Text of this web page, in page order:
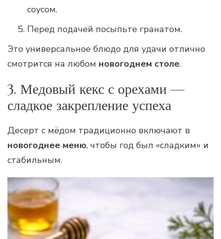
соусом.
Перед подачей посыпьте гранатом.
Это универсальное блюдо для удачи отлично
смотрится на любом новогоднем столе.
3. Медовый кекс с орехами —
сладкое закрепление успеха
Десерт с мёдом традиционно включают в
новогоднее меню, чтобы год был «сладким» и
стабильным.